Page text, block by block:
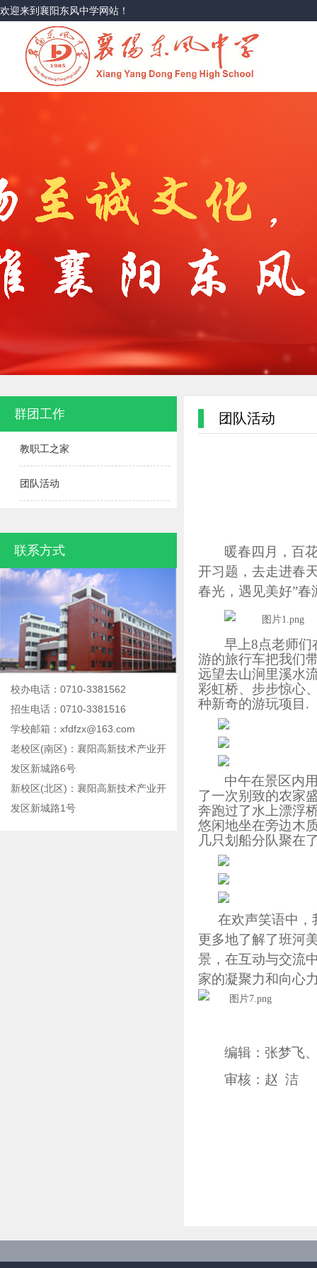
欢迎来到襄阳东风中学网站！
群团工作
教职工之家
团队活动
联系方式
校办电话：0710-3381562
招生电话：0710-3381516
学校邮箱：xfdfzx@163.com
老校区(南区)：襄阳高新技术产业开
发区新城路6号
新校区(北区)：襄阳高新技术产业开
发区新城路1号
团队活动
暖春四月，百
开习题，去走进春
春光，遇见美好”春
早上8点老师们
游的旅行车把我们
远望去山涧里溪水
彩虹桥、步步惊心
种新奇的游玩项目.
中午在景区内
了一次别致的农家
奔跑过了水上漂浮
悠闲地坐在旁边木
几只划船分队聚在
在欢声笑语中，
更多地了解了班河
景，在互动与交流
家的凝聚力和向心
编辑：张梦飞
审核：赵 洁